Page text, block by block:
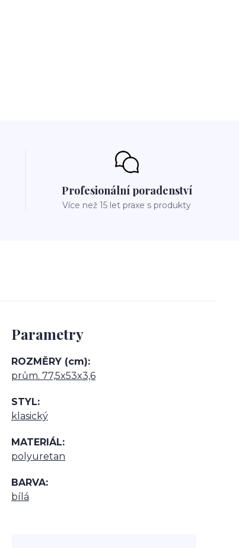
Profesionální poradenství
Více než 15 let praxe s produkty
Parametry
ROZMĚRY (cm)
prům. 77,5x53x3,6
STYL
klasický
MATERIÁL
polyuretan
BARVA
bílá